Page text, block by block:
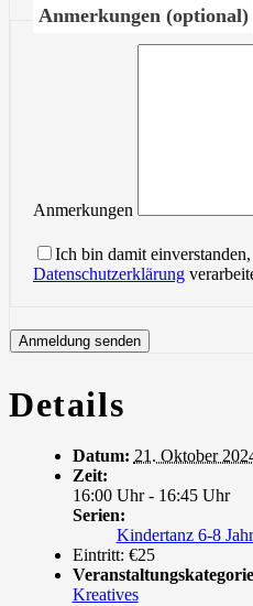
Anmerkungen (optional)
Anmerkungen
Ich bin damit
Datenschutzerklärung
Details
Datum: 21. Oktober
Zeit:
16:00 Uhr - 16:45 Uhr
Serien:
Kindertanz 6-8
Eintritt: €25
Kreatives